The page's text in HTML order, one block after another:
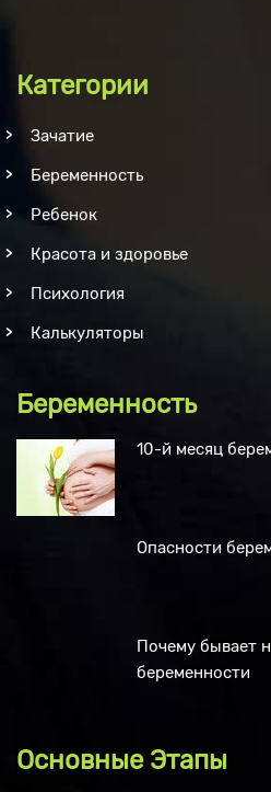
Категории
Зачатие
Беременность
Ребенок
Красота и здоровье
Психология
Калькуляторы
Беременность
10-й месяц
Опасности
Почему бывает
беременности
Основные Этапы